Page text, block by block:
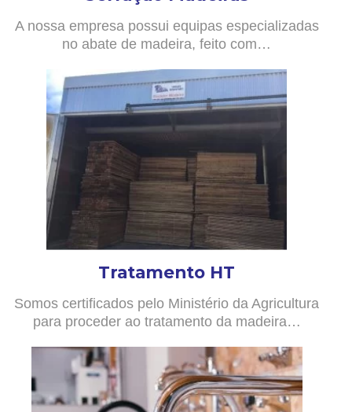
A nossa empresa possui equipas especializadas
no abate de madeira, feito com…
Tratamento HT
Somos certificados pelo Ministério da Agricultura
para proceder ao tratamento da madeira…